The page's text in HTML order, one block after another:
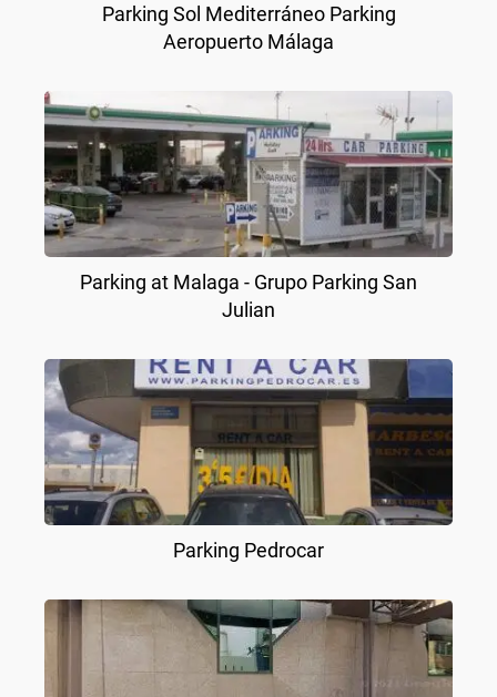
Parking Sol Mediterráneo Parking
Aeropuerto Málaga
Parking at Malaga - Grupo Parking San
Julian
Parking Pedrocar